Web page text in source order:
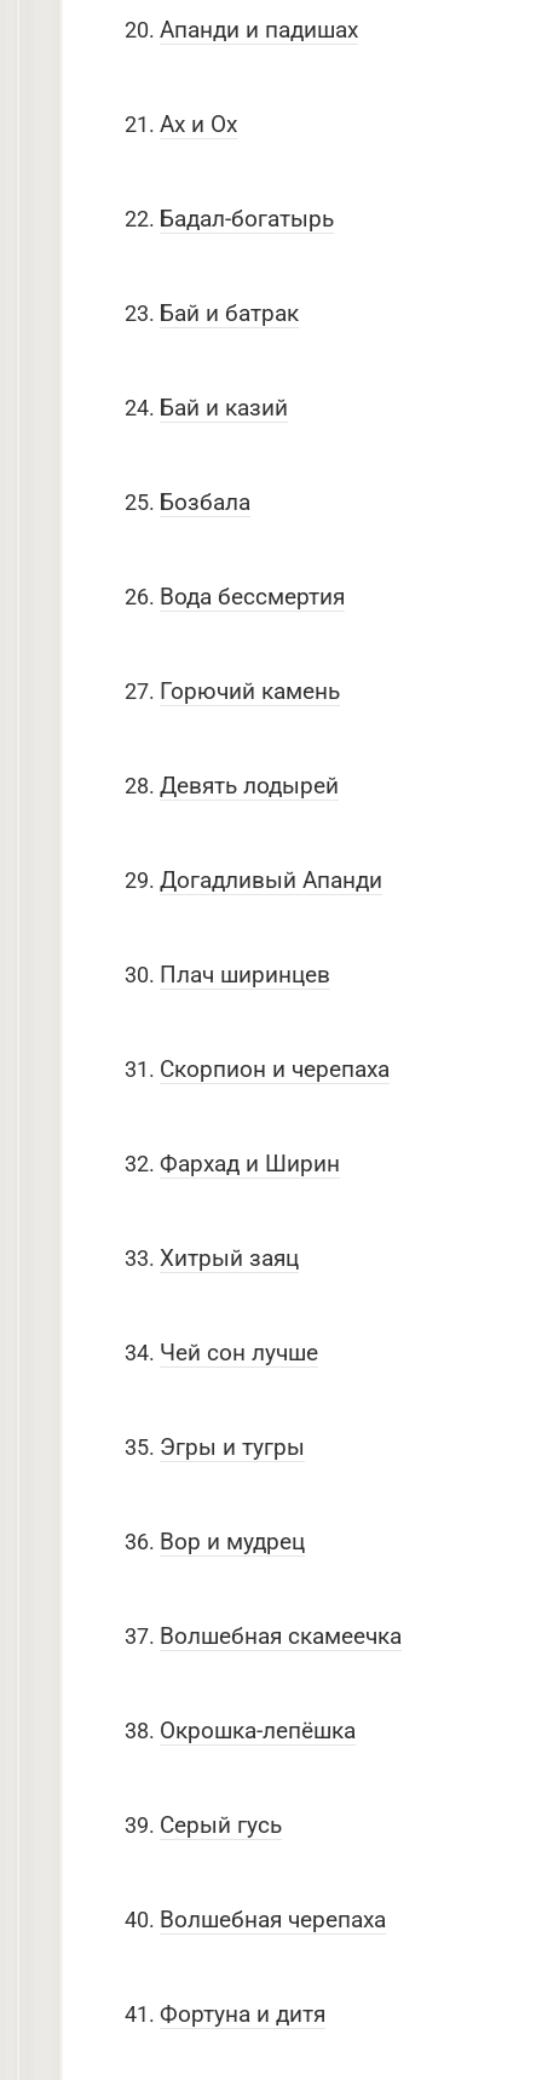
Апанди и падишах
Ах и Ох
Бадал-богатырь
Бай и батрак
Бай и казий
Бозбала
Вода бессмертия
Горючий камень
Девять лодырей
Догадливый Апанди
Плач ширинцев
Скорпион и черепаха
Фархад и Ширин
Хитрый заяц
Чей сон лучше
Эгры и тугры
Вор и мудрец
Волшебная скамеечка
Окрошка-лепёшка
Серый гусь
Волшебная черепаха
Фортуна и дитя